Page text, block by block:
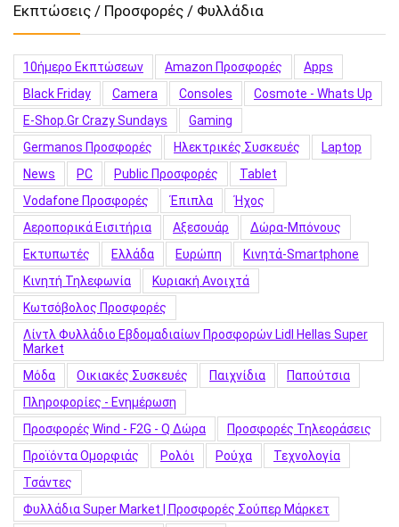
Εκπτώσεις / Προσφορές / Φυλλάδια
10ήμερο Εκπτώσεων Amazon Προσφορές
Apps
Black Friday
Camera Consoles
Cosmote - Whats Up
E-Shop.gr Crazy Sundays
Gaming
Germanos Προσφορές
Hλεκτρικές Συσκευές
Laptop
News
PC Public Προσφορές
Tablet
Vodafone Προσφορές
Έπιπλα
Ήχος
Αεροπορικά Εισιτήρια
Αξεσουάρ
Δώρα-Μπόνους
Εκτυπωτές
Ελλάδα Ευρώπη
Κινητά-Smartphone
Κινητή Τηλεφωνία
Κυριακή Ανοιχτά
Κωτσόβολος Προσφορές
Λίντλ Φυλλάδιο Εβδομαδιαίων Προσφορών Lidl Hellas Super
Market
Μόδα
Οικιακές Συσκευές Παιχνίδια
Παπούτσια
Πληροφορίες - Ενημέρωση
Προσφορές Wind - F2G - Q Δώρα
Προσφορές Τηλεοράσεις
Προϊόντα Ομορφιάς
Ρολόι Ρούχα
Τεχνολογία
Τσάντες
Φυλλάδια Super Market | Προσφορές Σούπερ Μάρκετ